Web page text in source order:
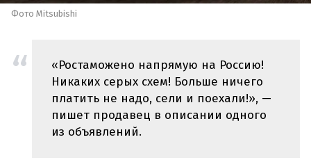
Фото Mitsubishi
«Ростаможено напрямую на Россию!
Никаких серых схем! Больше ничего
платить не надо, сели и поехали!», —
пишет продавец в описании одного
из объявлений.